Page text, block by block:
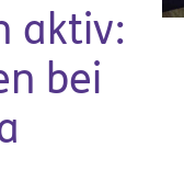
aktiv:
bei